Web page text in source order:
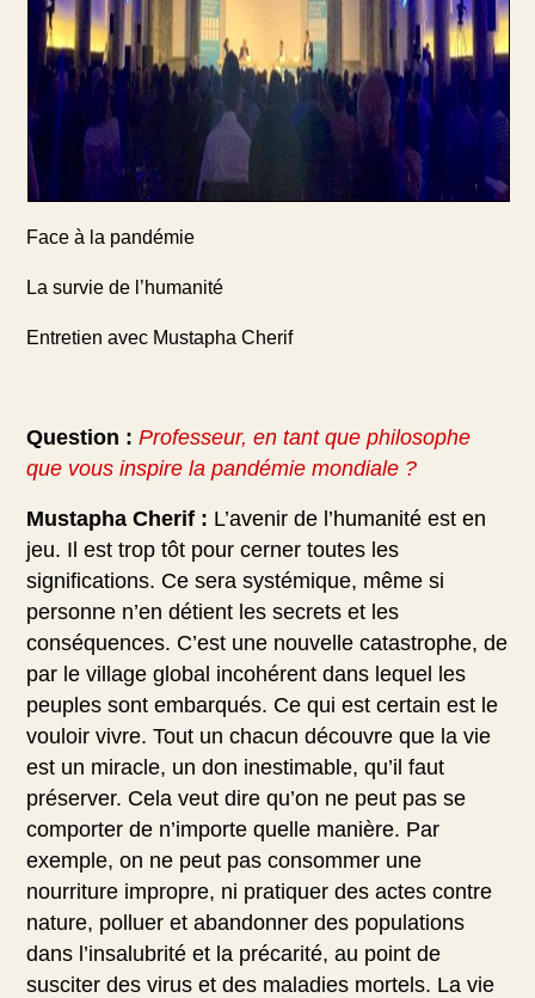
Face à la pandémie
La survie de l’humanité
Entretien avec Mustapha Cherif
Question : Professeur, en tant que philosophe
que vous inspire la pandémie mondiale ?
Mustapha Cherif : L’avenir de l’humanité est en
jeu. Il est trop tôt pour cerner toutes les
significations. Ce sera systémique, même si
personne n’en détient les secrets et les
conséquences. C’est une nouvelle catastrophe, de
par le village global incohérent dans lequel les
peuples sont embarqués. Ce qui est certain est le
vouloir vivre. Tout un chacun découvre que la vie
est un miracle, un don inestimable, qu’il faut
préserver. Cela veut dire qu’on ne peut pas se
comporter de n’importe quelle manière. Par
exemple, on ne peut pas consommer une
nourriture impropre, ni pratiquer des actes contre
nature, polluer et abandonner des populations
dans l’insalubrité et la précarité, au point de
susciter des virus et des maladies mortels. La vie